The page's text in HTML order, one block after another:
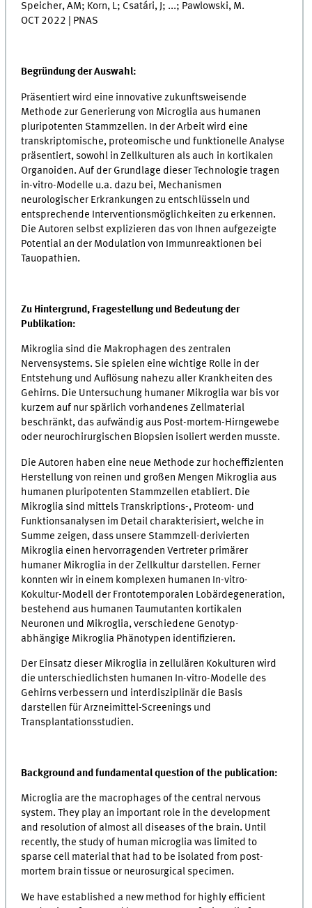
Speicher, AM; Korn, L; Csatári, J; ...; Pawlowski, M.
OCT 2022 | PNAS
Begründung der Auswahl:
Präsentiert wird eine innovative zukunftsweisende
Methode zur Generierung von Microglia aus humanen
pluripotenten Stammzellen. In der Arbeit wird eine
transkriptomische, proteomische und funktionelle Analyse
präsentiert, sowohl in Zellkulturen als auch in kortikalen
Organoiden. Auf der Grundlage dieser Technologie tragen
in-vitro-Modelle u.a. dazu bei, Mechanismen
neurologischer Erkrankungen zu entschlüsseln und
entsprechende Interventionsmöglichkeiten zu erkennen.
Die Autoren selbst explizieren das von Ihnen aufgezeigte
Potential an der Modulation von Immunreaktionen bei
Tauopathien.
Zu Hintergrund, Fragestellung und Bedeutung der
Publikation:
Mikroglia sind die Makrophagen des zentralen
Nervensystems. Sie spielen eine wichtige Rolle in der
Entstehung und Auflösung nahezu aller Krankheiten des
Gehirns. Die Untersuchung humaner Mikroglia war bis vor
kurzem auf nur spärlich vorhandenes Zellmaterial
beschränkt, das aufwändig aus Post-mortem-Hirngewebe
oder neurochirurgischen Biopsien isoliert werden musste.
Die Autoren haben eine neue Methode zur hocheffizienten
Herstellung von reinen und großen Mengen Mikroglia aus
humanen pluripotenten Stammzellen etabliert. Die
Mikroglia sind mittels Transkriptions-, Proteom- und
Funktionsanalysen im Detail charakterisiert, welche in
Summe zeigen, dass unsere Stammzell-derivierten
Mikroglia einen hervorragenden Vertreter primärer
humaner Mikroglia in der Zellkultur darstellen. Ferner
konnten wir in einem komplexen humanen In-vitro-
Kokultur-Modell der Frontotemporalen Lobärdegeneration,
bestehend aus humanen Taumutanten kortikalen
Neuronen und Mikroglia, verschiedene Genotyp-
abhängige Mikroglia Phänotypen identifizieren.
Der Einsatz dieser Mikroglia in zellulären Kokulturen wird
die unterschiedlichsten humanen In-vitro-Modelle des
Gehirns verbessern und interdisziplinär die Basis
darstellen für Arzneimittel-Screenings und
Transplantationsstudien.
Background and fundamental question of the publication:
Microglia are the macrophages of the central nervous
system. They play an important role in the development
and resolution of almost all diseases of the brain. Until
recently, the study of human microglia was limited to
sparse cell material that had to be isolated from post-
mortem brain tissue or neurosurgical specimen.
We have established a new method for highly efficient